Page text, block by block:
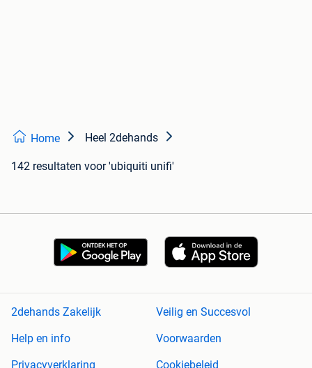
Home Heel 2dehands
142 resultaten voor 'ubiquiti unifi'
2dehands Zakelijk
Veilig en Succesvol
Help en info
Voorwaarden
Privacyverklaring
Cookiebeleid